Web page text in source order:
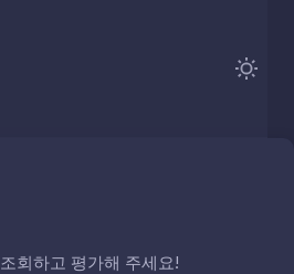
회하고 평가해 주세요!